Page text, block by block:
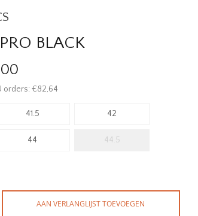
BLACK
orders: €82,64
41.5 42
44 44.5
AAN VERLANGLIJST TOEVOEGEN